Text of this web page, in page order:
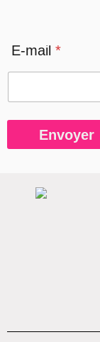
E-mail *
Envoyer